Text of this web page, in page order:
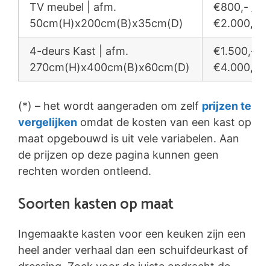
TV meubel | afm.
50cm(H)x200cm(B)x35cm(D)
€800,- /
€2.000,-
4-deurs Kast | afm.
270cm(H)x400cm(B)x60cm(D)
€1.500,- /
€4.000,-
(*) – het wordt aangeraden om zelf prijzen te
vergelijken omdat de kosten van een kast op
maat opgebouwd is uit vele variabelen. Aan
de prijzen op deze pagina kunnen geen
rechten worden ontleend.
Soorten kasten op maat
Ingemaakte kasten voor een keuken zijn een
heel ander verhaal dan een schuifdeurkast of